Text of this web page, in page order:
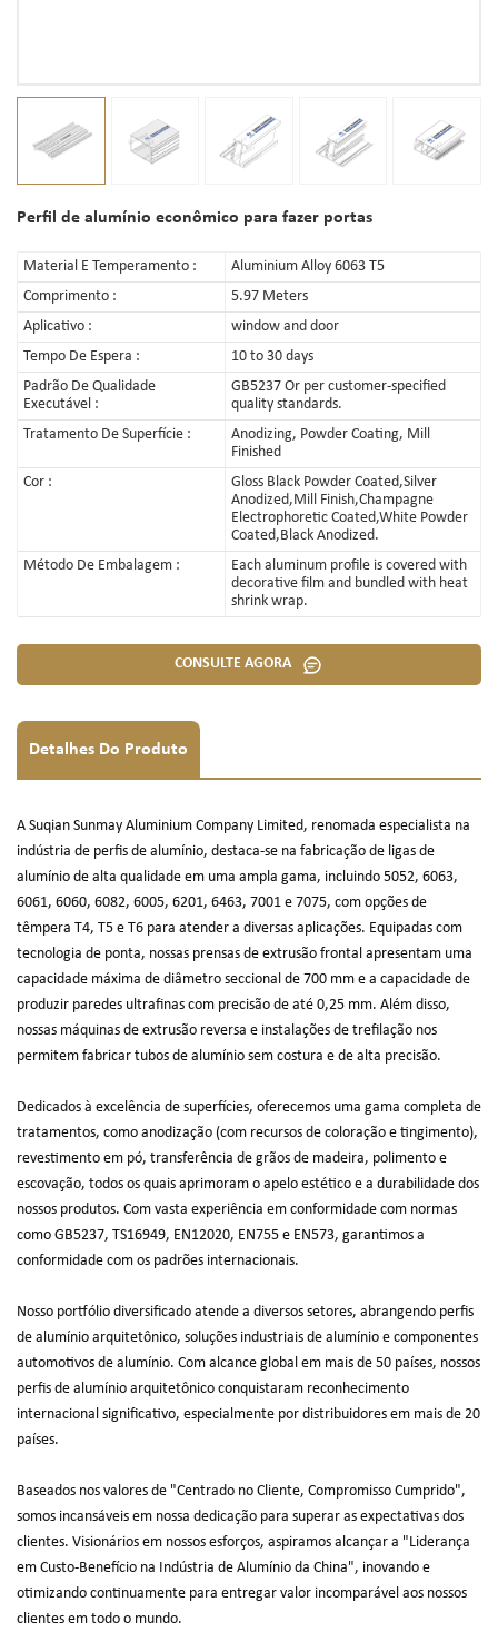
Perfil de alumínio econômico para fazer portas
Material E Temperamento :
Aluminium Alloy 6063 T5
Comprimento :
5.97 Meters
Aplicativo :
window and door
Tempo De Espera :
10 to 30 days
Padrão De Qualidade
Executável :
GB5237 Or per customer-specified
quality standards.
Tratamento De Superfície :
Anodizing, Powder Coating, Mill
Finished
Cor :
Gloss Black Powder Coated,Silver
Anodized,Mill Finish,Champagne
Electrophoretic Coated,White Powder
Coated,Black Anodized.
Método De Embalagem :
Each aluminum profile is covered with
decorative film and bundled with heat
shrink wrap.
CONSULTE AGORA
Detalhes Do Produto
A Suqian Sunmay Aluminium Company Limited, renomada especialista na
indústria de perfis de alumínio, destaca-se na fabricação de ligas de
alumínio de alta qualidade em uma ampla gama, incluindo 5052, 6063,
6061, 6060, 6082, 6005, 6201, 6463, 7001 e 7075, com opções de
têmpera T4, T5 e T6 para atender a diversas aplicações. Equipadas com
tecnologia de ponta, nossas prensas de extrusão frontal apresentam uma
capacidade máxima de diâmetro seccional de 700 mm e a capacidade de
produzir paredes ultrafinas com precisão de até 0,25 mm. Além disso,
nossas máquinas de extrusão reversa e instalações de trefilação nos
permitem fabricar tubos de alumínio sem costura e de alta precisão.
Dedicados à excelência de superfícies, oferecemos uma gama completa de
tratamentos, como anodização (com recursos de coloração e tingimento),
revestimento em pó, transferência de grãos de madeira, polimento e
escovação, todos os quais aprimoram o apelo estético e a durabilidade dos
nossos produtos. Com vasta experiência em conformidade com normas
como GB5237, TS16949, EN12020, EN755 e EN573, garantimos a
conformidade com os padrões internacionais.
Nosso portfólio diversificado atende a diversos setores, abrangendo perfis
de alumínio arquitetônico, soluções industriais de alumínio e componentes
automotivos de alumínio. Com alcance global em mais de 50 países, nossos
perfis de alumínio arquitetônico conquistaram reconhecimento
internacional significativo, especialmente por distribuidores em mais de 20
países.
Baseados nos valores de "Centrado no Cliente, Compromisso Cumprido",
somos incansáveis em nossa dedicação para superar as expectativas dos
clientes. Visionários em nossos esforços, aspiramos alcançar a "Liderança
em Custo-Benefício na Indústria de Alumínio da China", inovando e
otimizando continuamente para entregar valor incomparável aos nossos
clientes em todo o mundo.